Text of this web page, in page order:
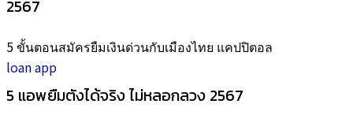
2567
5 ขั้นตอนสมัครยืมเงินด่วนกับเมืองไทย แคปปิตอล
loan app
5 แอพยืมตังได้จริง ไม่หลอกลวง 2567